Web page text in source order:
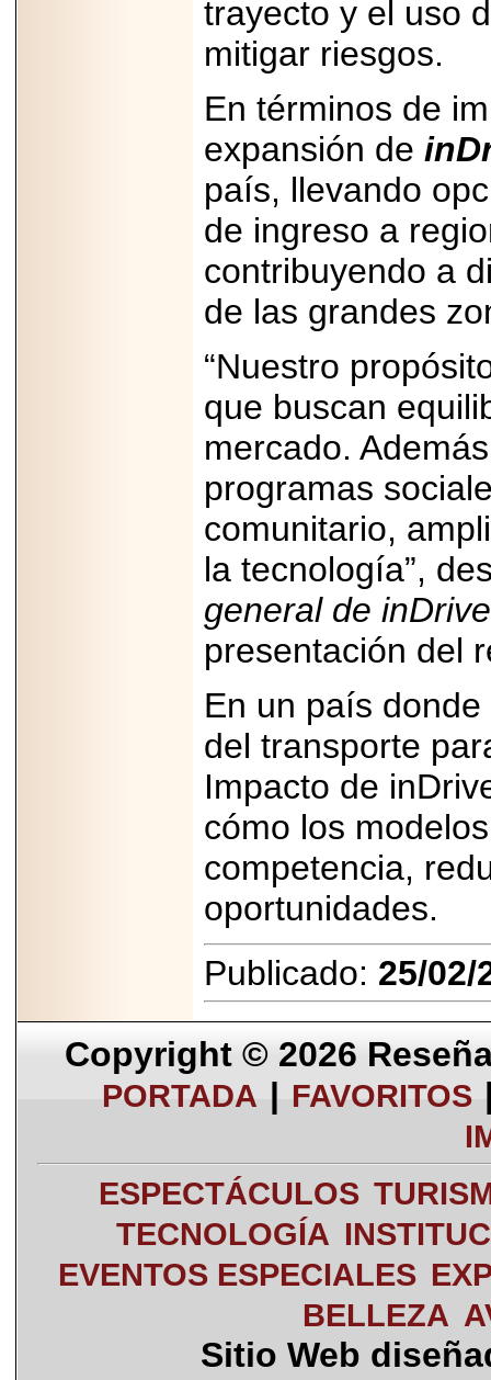
trayecto y el uso
mitigar riesgos.
En términos de
expansión de
país, llevando
de ingreso a
contribuyendo a
de las grandes
“Nuestro
que buscan
mercado.
programas
comunitario,
la tecnología”,
general de
presentación del
En un país
del transporte
Impacto de
cómo los
competencia,
oportunidades.
Publicado: 25/02/
Copyright © 2026
PORTADA | FAVORITOS
ESPECTÁCULOS
TECNOLOGÍA
EVENTOS ESPECIALES
BELLEZA
Sitio Web